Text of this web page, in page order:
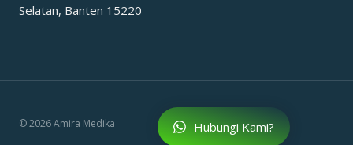
Hubungi Kami?
Selatan, Banten 15220
© 2026 Amira Medika